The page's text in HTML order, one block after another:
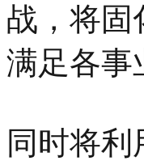
战，将固
满足各事
同时将